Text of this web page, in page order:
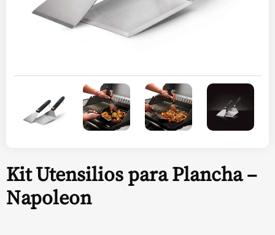
Kit Utensilios para Plancha –
Napoleon